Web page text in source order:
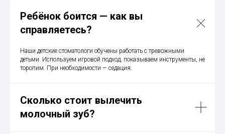
Ребёнок боится — как вы
справляетесь?
Наши детские стоматологи обучены работать с тревожными
детьми. Используем игровой подход, показываем инструменты, не
торопим. При необходимости — седация.
Сколько стоит вылечить
молочный зуб?